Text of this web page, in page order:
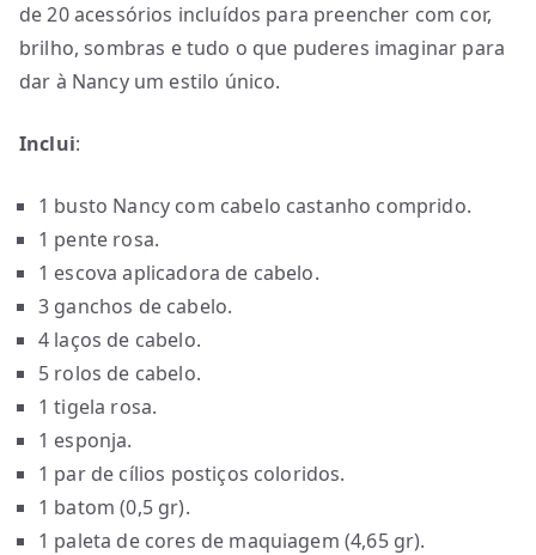
de 20 acessórios incluídos para preencher com cor,
brilho, sombras e tudo o que puderes imaginar para
dar à Nancy um estilo único.
Inclui:
1 busto Nancy com cabelo castanho comprido.
1 pente rosa.
1 escova aplicadora de cabelo.
3 ganchos de cabelo.
4 laços de cabelo.
5 rolos de cabelo.
1 tigela rosa.
1 esponja.
1 par de cílios postiços coloridos.
1 batom (0,5 gr).
1 paleta de cores de maquiagem (4,65 gr).